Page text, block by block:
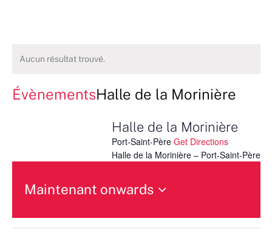
Aucun résultat trouvé.
ÉvènementsHalle de la Morinière
Halle de la Morinière
Port-Saint-Père Get Directions
Halle de la Morinière – Port-Saint-Père
Maintenant onwards
une
date.